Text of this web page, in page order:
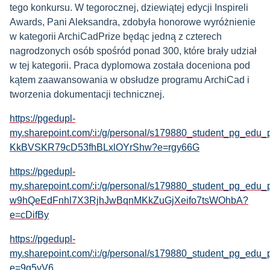
tego konkursu. W tegorocznej, dziewiątej edycji Inspireli
Awards, Pani Aleksandra, zdobyła honorowe wyróżnienie
w kategorii ArchiCadPrize będąc jedną z czterech
nagrodzonych osób spośród ponad 300, które brały udział
w tej kategorii. Praca dyplomowa została doceniona pod
kątem zaawansowania w obsłudze programu ArchiCad i
tworzenia dokumentacji technicznej.
https://pgedupl-
my.sharepoint.com/:i:/g/personal/
KkBVSKR79cD53fhBLxlOYrShw?e=rgy66G
https://pgedupl-
my.sharepoint.com/:i:/g/personal/
w9hQeEdFnhl7X3RjhJwBqnMKkZuGjXeifo7tsWOhbA?
e=cDifBy
https://pgedupl-
my.sharepoint.com/:i:/g/personal/